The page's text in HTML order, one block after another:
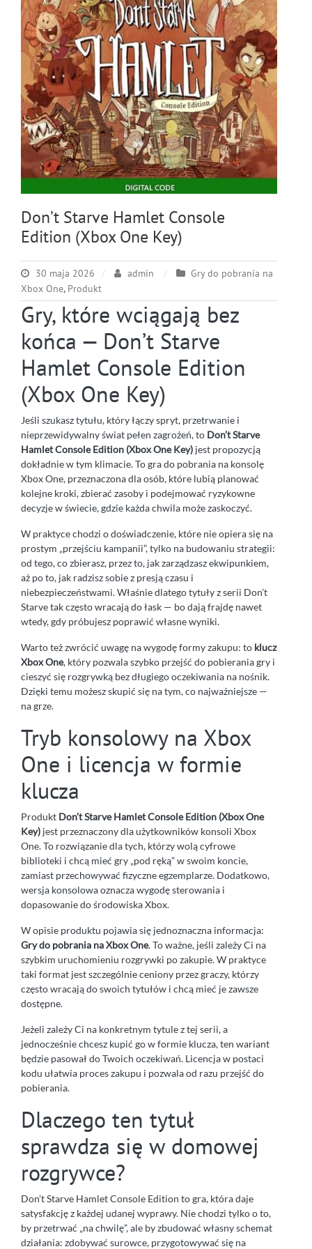
Don’t Starve Hamlet Console
Edition (Xbox One Key)
30 maja 2026 admin
Gry do pobrania na
Xbox One, Produkt
Gry, które wciągają bez
końca — Don’t Starve
Hamlet Console Edition
(Xbox One Key)
Jeśli szukasz tytułu, który łączy spryt, przetrwanie i
nieprzewidywalny świat pełen zagrożeń, to Don’t Starve
Hamlet Console Edition (Xbox One Key) jest propozycją
dokładnie w tym klimacie. To gra do pobrania na konsolę
Xbox One, przeznaczona dla osób, które lubią planować
kolejne kroki, zbierać zasoby i podejmować ryzykowne
decyzje w świecie, gdzie każda chwila może zaskoczyć.
W praktyce chodzi o doświadczenie, które nie opiera się na
prostym „przejściu kampanii”, tylko na budowaniu strategii:
od tego, co zbierasz, przez to, jak zarządzasz ekwipunkiem,
aż po to, jak radzisz sobie z presją czasu i
niebezpieczeństwami. Właśnie dlatego tytuły z serii Don’t
Starve tak często wracają do łask — bo dają frajdę nawet
wtedy, gdy próbujesz poprawić własne wyniki.
Warto też zwrócić uwagę na wygodę formy zakupu: to klucz
Xbox One, który pozwala szybko przejść do pobierania gry i
cieszyć się rozgrywką bez długiego oczekiwania na nośnik.
Dzięki temu możesz skupić się na tym, co najważniejsze —
na grze.
Tryb konsolowy na Xbox
One i licencja w formie
klucza
Produkt Don’t Starve Hamlet Console Edition (Xbox One
Key) jest przeznaczony dla użytkowników konsoli Xbox
One. To rozwiązanie dla tych, którzy wolą cyfrowe
biblioteki i chcą mieć gry „pod ręką” w swoim koncie,
zamiast przechowywać fizyczne egzemplarze. Dodatkowo,
wersja konsolowa oznacza wygodę sterowania i
dopasowanie do środowiska Xbox.
W opisie produktu pojawia się jednoznaczna informacja:
Gry do pobrania na Xbox One. To ważne, jeśli zależy Ci na
szybkim uruchomieniu rozgrywki po zakupie. W praktyce
taki format jest szczególnie ceniony przez graczy, którzy
często wracają do swoich tytułów i chcą mieć je zawsze
dostępne.
Jeżeli zależy Ci na konkretnym tytule z tej serii, a
jednocześnie chcesz kupić go w formie klucza, ten wariant
będzie pasował do Twoich oczekiwań. Licencja w postaci
kodu ułatwia proces zakupu i pozwala od razu przejść do
pobierania.
Dlaczego ten tytuł
sprawdza się w domowej
rozgrywce?
Don’t Starve Hamlet Console Edition to gra, która daje
satysfakcję z każdej udanej wyprawy. Nie chodzi tylko o to,
by przetrwać „na chwilę”, ale by zbudować własny schemat
działania: zdobywać surowce, przygotowywać się na